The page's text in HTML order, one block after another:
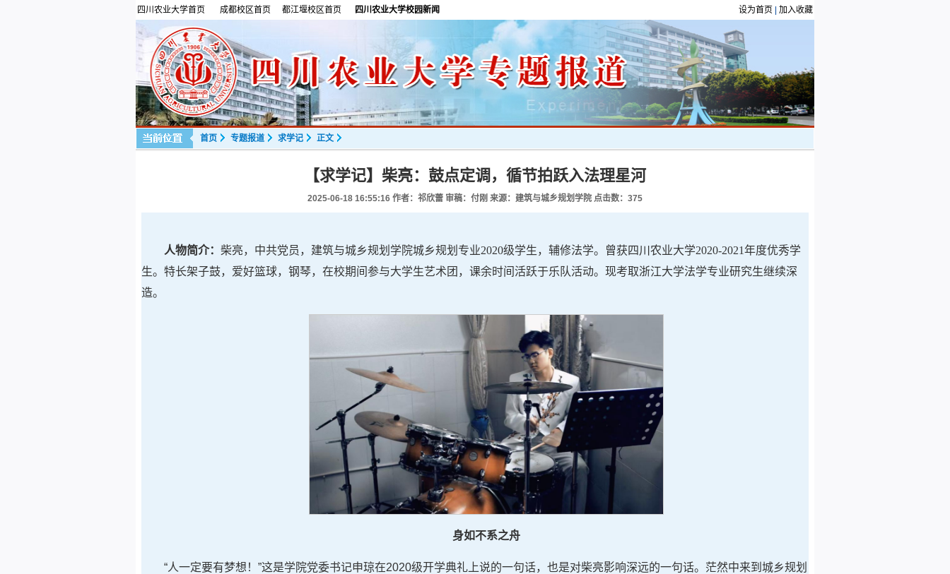
四川农业大学首页 成都校区首页 都江堰校区首页 四川农业大学校园新闻 设为首页 加入收藏
首页 专题报道 求学记 正文
【求学记】柴亮：鼓点定调，循节拍跃入法理星河
2025-06-18 16:55:16 作者：祁欣蕾 审稿：付刚 来源：建筑与城乡规划学院 点击数： 375
人物简介： 柴亮，中共党员，建筑与城乡规划学院城乡规划专业2020级学生，辅修法学。曾获四川农业大学2020-2021年度优秀学
生。特长架子鼓，爱好篮球，钢琴，在校期间参与大学生艺术团，课余时间活跃于乐队活动。现考取浙江大学法学专业研究生继续深
造。
身如不系之舟
“人一定要有梦想！”这是学院党委书记申琼在2020级开学典礼上说的一句话，也是对柴亮影响深远的一句话。茫然中来到城乡规划